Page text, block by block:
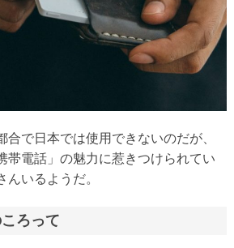
合で日本では使用できないのだが、
帯電話」の魅力に惹きつけられてい
んいるようだ。
ろって